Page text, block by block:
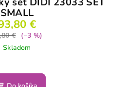
SMALL
€
€
(–3 %)
Skladom